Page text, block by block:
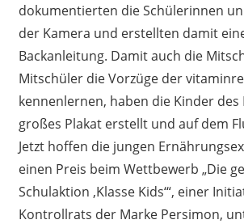
dokumentierten die Schülerinnen
der Kamera und erstellten damit
Backanleitung. Damit auch die
Mitschüler die Vorzüge der
kennenlernen, haben die Kinder des
großes Plakat erstellt und auf dem
Jetzt hoffen die jungen
einen Preis beim Wettbewerb „Die
Schulaktion ‚Klasse Kids‘“, einer
Kontrollrats der Marke Persimon,